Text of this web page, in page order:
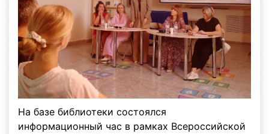
На базе библиотеки состоялся
информационный час в рамках Всероссийской